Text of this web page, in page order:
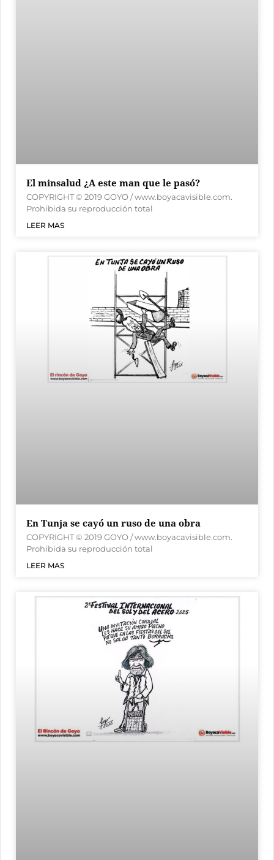
El minsalud ¿A este man que le pasó?
COPYRIGHT © 2019 GOYO / www.boyacavisible.com.
Prohibida su reproducción total
LEER MAS
En Tunja se cayó un ruso de una obra
COPYRIGHT © 2019 GOYO / www.boyacavisible.com.
Prohibida su reproducción total
LEER MAS